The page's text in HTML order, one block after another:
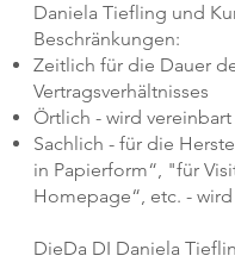
Daniela Tiefling und
Beschränkungen:
Zeitlich für die Dauer
Vertragsverhältnisses
Örtlich - wird vereinbart
Sachlich - für die
in Papierform“, "für
Homepage“, etc. -
DieDa DI Daniela